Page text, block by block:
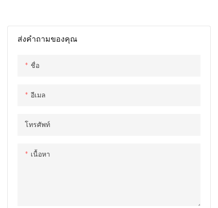
ส่งคำถามของคุณ
ชื่อ
อีเมล
โทรศัพท์
เนื้อหา
ส่วนประกอบอื่น ๆ แต่ละส่วนหรือ
ส่วนประกอบมักจะเชื่อมต่อด้วย
การใช้กันอย่างแพร่หลายในด้าน
ส่วนประกอบอื่น ๆ แต่ละส่วนหรือ